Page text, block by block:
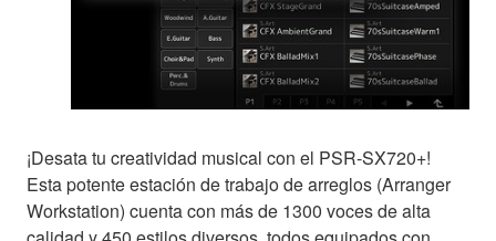
¡Desata tu creatividad musical con el PSR-SX720+!
Esta potente estación de trabajo de arreglos (Arranger
Workstation) cuenta con más de 1300 voces de alta